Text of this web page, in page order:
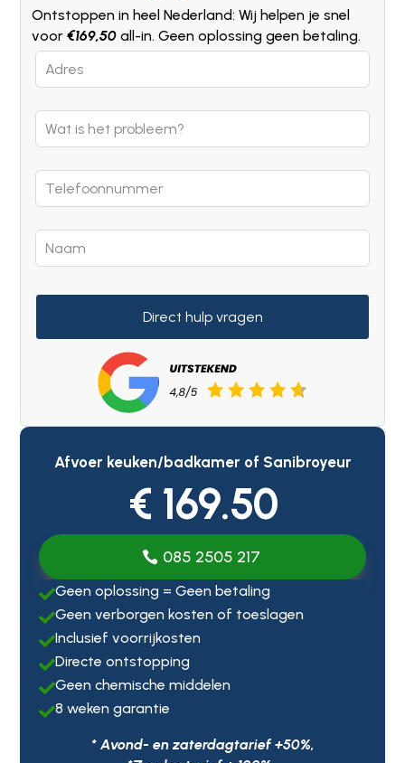
Ontstoppen in heel Nederland: Wij helpen je snel
voor€169,50 all-in. Geen oplossing geen betaling.
Leave
this
blank
Direct hulp vragen
Afvoer keuken/badkamer of Sanibroyeur
€ 169.50
085 2505 217
Geen oplossing = Geen betaling
Geen verborgen kosten of toeslagen
Inclusief voorrijkosten
Directe ontstopping
Geen chemische middelen
8 weken garantie
* Avond- en zaterdagtarief +50%,